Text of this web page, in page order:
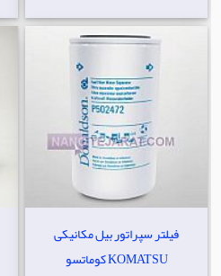
فیلتر سپراتور بیل مکانیکی
KOMATSU کوماتسو